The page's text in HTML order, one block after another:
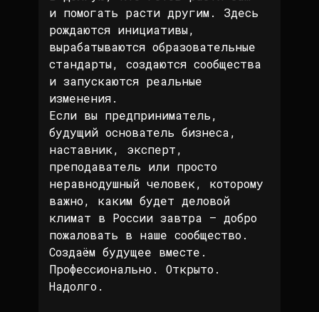
и помогать расти другим. Здесь
рождаются инициативы,
вырабатываются образовательные
стандарты, создаются сообщества
и запускаются реальные
изменения.
Если вы предприниматель,
будущий основатель бизнеса,
наставник, эксперт,
преподаватель или просто
неравнодушный человек, которому
важно, каким будет деловой
климат в России завтра — добро
пожаловать в наше сообщество.
Создаём будущее вместе.
Профессионально. Открыто.
Надолго.